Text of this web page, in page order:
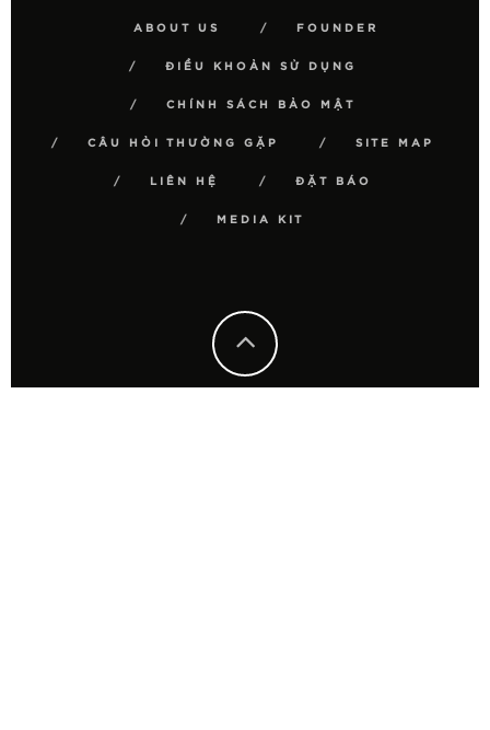
ABOUT US FOUNDER
ĐIỀU KHOẢN SỬ DỤNG
CHÍNH SÁCH BẢO MẬT
CÂU HỎI THƯỜNG GẶP SITE MAP
LIÊN HỆ ĐẶT BÁO
MEDIA KIT